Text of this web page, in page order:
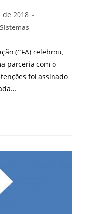
de 2018
(CFA) celebrou,
parceria com o
foi assinado